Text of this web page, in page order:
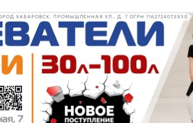
ХАБАРОВСК, ПРОМЫШЛЕННАЯ УЛ., Д. 7 ОГРН 1162724073930